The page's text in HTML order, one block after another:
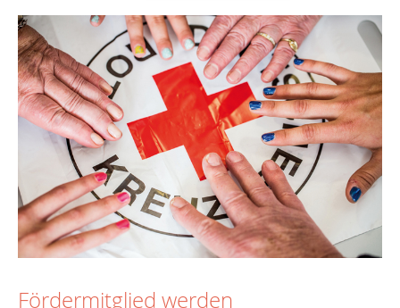
Fördermitglied werden